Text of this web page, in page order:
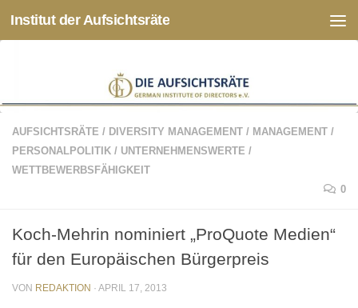
Zum Inhalt springen
Institut der Aufsichtsräte
AUFSICHTSRÄTE / DIVERSITY MANAGEMENT / MANAGEMENT /
PERSONALPOLITIK / UNTERNEHMENSWERTE /
WETTBEWERBSFÄHIGKEIT
0
Koch-Mehrin nominiert „ProQuote Medien“
für den Europäischen Bürgerpreis
VON REDAKTION · APRIL 17, 2013